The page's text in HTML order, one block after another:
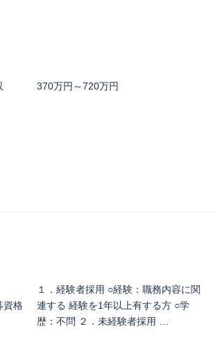
370万円～720万円
資格
１．経験者採用 ○経験：職務内容に関
連する 経験を1年以上有する方 ○学
歴：不問 ２．未経験者採用 …